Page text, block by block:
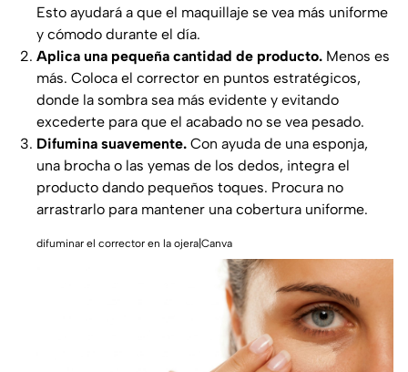
Esto ayudará a que el maquillaje se vea más uniforme
y cómodo durante el día.
Aplica una pequeña cantidad de producto. Menos es
más. Coloca el corrector en puntos estratégicos,
donde la sombra sea más evidente y evitando
excederte para que el acabado no se vea pesado.
Difumina suavemente. Con ayuda de una esponja,
una brocha o las yemas de los dedos, integra el
producto dando pequeños toques. Procura no
arrastrarlo para mantener una cobertura uniforme.
difuminar el corrector en la ojera|Canva